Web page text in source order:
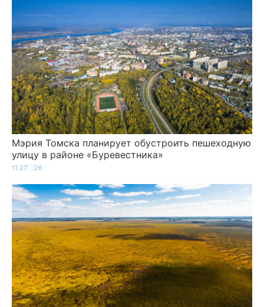
Мэрия Томска планирует обустроить пешеходную
улицу в районе «Буревестника»
11:27 26